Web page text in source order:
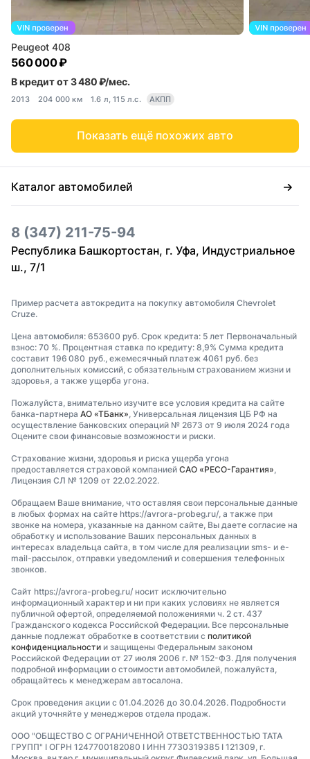
Peugeot 408
560 000 ₽
В кредит от 3 480 ₽/мес.
2013 204 000 км 1.6 л, 115 л.с. АКПП
Показать ещё похожих авто
Каталог автомобилей
8 (347) 211-75-94
Республика Башкортостан, г. Уфа, Индустриальное
ш., 7/1
Пример расчета автокредита на покупку автомобиля Chevrolet
Cruze.
Цена автомобиля: 653600 руб. Срок кредита: 5 лет Первоначальный
взнос: 70 %. Процентная ставка по кредиту: 8,9% Сумма кредита
составит 196 080 руб., ежемесячный платеж 4061 руб. без
дополнительных комиссий, с обязательным страхованием жизни и
здоровья, а также ущерба угона.
Пожалуйста, внимательно изучите все условия кредита на сайте
банка-партнера АО «ТБанк», Универсальная лицензия ЦБ РФ на
осуществление банковских операций № 2673 от 9 июля 2024 года
Оцените свои финансовые возможности и риски.
Страхование жизни, здоровья и риска ущерба угона
предоставляется страховой компанией САО «РЕСО-Гарантия»,
Лицензия СЛ № 1209 от 22.02.2022.
Обращаем Ваше внимание, что оставляя свои персональные данные
в любых формах на сайте https://avrora-probeg.ru/, а также при
звонке на номера, указанные на данном сайте, Вы даете согласие на
обработку и использование Ваших персональных данных в
интересах владельца сайта, в том числе для реализации sms- и e-
mail-рассылок, отправки уведомлений и совершения телефонных
звонков.
Сайт https://avrora-probeg.ru/ носит исключительно
информационный характер и ни при каких условиях не является
публичной офертой, определяемой положениями ч. 2 ст. 437
Гражданского кодекса Российской Федерации. Все персональные
данные подлежат обработке в соответствии с политикой
конфиденциальности и защищены Федеральным законом
Российской Федерации от 27 июля 2006 г. № 152-ФЗ. Для получения
подробной информации о стоимости автомобилей, пожалуйста,
обращайтесь к менеджерам автосалона.
Срок проведения акции с 01.04.2026 до 30.04.2026. Подробности
акций уточняйте у менеджеров отдела продаж.
ООО "ОБЩЕСТВО С ОГРАНИЧЕННОЙ ОТВЕТСТВЕННОСТЬЮ ТАТА
ГРУПП" I ОГРН 1247700182080 I ИНН 7730319385 I 121309, г.